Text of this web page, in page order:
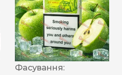
Фасування: